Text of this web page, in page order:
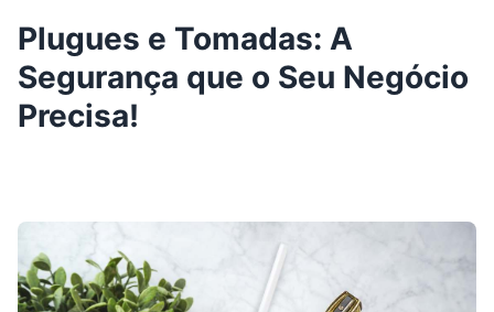
Plugues e Tomadas: A
Segurança que o Seu Negócio
Precisa!